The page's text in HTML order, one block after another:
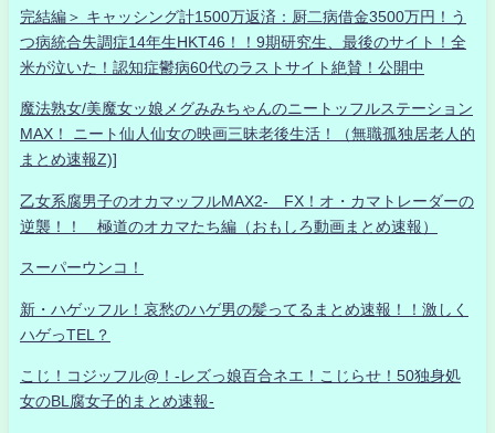
完結編＞ キャッシング計1500万返済：厨二病借金3500万円！う
つ病統合失調症14年生HKT46！！9期研究生、最後のサイト！全
米が泣いた！認知症鬱病60代のラストサイト絶賛！公開中
魔法熟女/美魔女ッ娘メグみみちゃんのニートッフルステーション
MAX！ ニート仙人仙女の映画三昧老後生活！（無職孤独居老人的
まとめ速報Z)]
乙女系腐男子のオカマッフルMAX2- FX！オ・カマトレーダーの
逆襲！！ 極道のオカマたち編（おもしろ動画まとめ速報）
スーパーウンコ！
新・ハゲッフル！哀愁のハゲ男の髪ってるまとめ速報！！激しく
ハゲっTEL？
こじ！コジッフル@！-レズっ娘百合ネエ！こじらせ！50独身処
女のBL腐女子的まとめ速報-